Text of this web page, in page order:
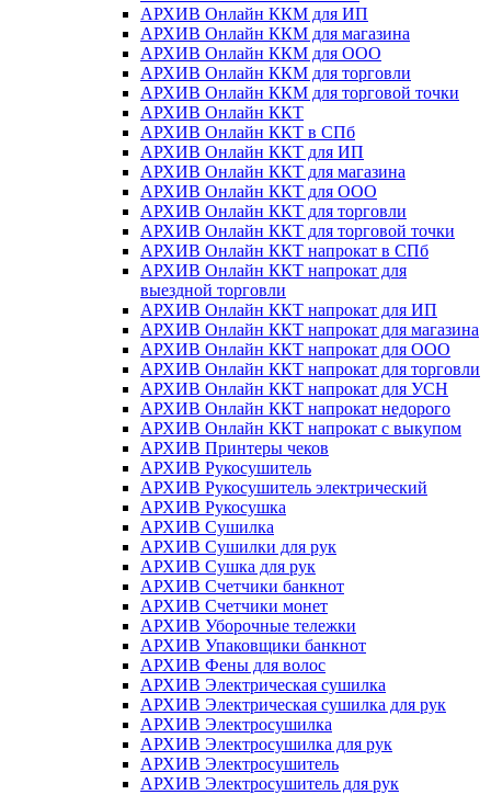
АРХИВ Онлайн ККМ для ИП
АРХИВ Онлайн ККМ для магазина
АРХИВ Онлайн ККМ для ООО
АРХИВ Онлайн ККМ для торговли
АРХИВ Онлайн ККМ для торговой точки
АРХИВ Онлайн ККТ
АРХИВ Онлайн ККТ в СПб
АРХИВ Онлайн ККТ для ИП
АРХИВ Онлайн ККТ для магазина
АРХИВ Онлайн ККТ для ООО
АРХИВ Онлайн ККТ для торговли
АРХИВ Онлайн ККТ для торговой точки
АРХИВ Онлайн ККТ напрокат в СПб
АРХИВ Онлайн ККТ напрокат для
выездной торговли
АРХИВ Онлайн ККТ напрокат для ИП
АРХИВ Онлайн ККТ напрокат для магазина
АРХИВ Онлайн ККТ напрокат для ООО
АРХИВ Онлайн ККТ напрокат для торговли
АРХИВ Онлайн ККТ напрокат для УСН
АРХИВ Онлайн ККТ напрокат недорого
АРХИВ Онлайн ККТ напрокат с выкупом
АРХИВ Принтеры чеков
АРХИВ Рукосушитель
АРХИВ Рукосушитель электрический
АРХИВ Рукосушка
АРХИВ Сушилка
АРХИВ Сушилки для рук
АРХИВ Сушка для рук
АРХИВ Счетчики банкнот
АРХИВ Счетчики монет
АРХИВ Уборочные тележки
АРХИВ Упаковщики банкнот
АРХИВ Фены для волос
АРХИВ Электрическая сушилка
АРХИВ Электрическая сушилка для рук
АРХИВ Электросушилка
АРХИВ Электросушилка для рук
АРХИВ Электросушитель
АРХИВ Электросушитель для рук